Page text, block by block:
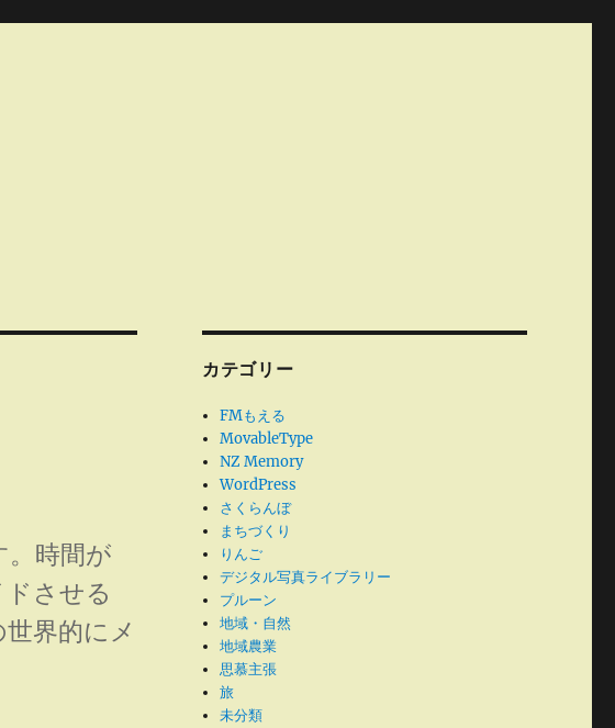
時間が
させる
界的にメ
カテゴリー
FMもえる
MovableType
NZ Memory
WordPress
さくらんぼ
まちづくり
りんご
デジタル写真ライブラリー
プルーン
地域・自然
地域農業
思慕主張
旅
未分類